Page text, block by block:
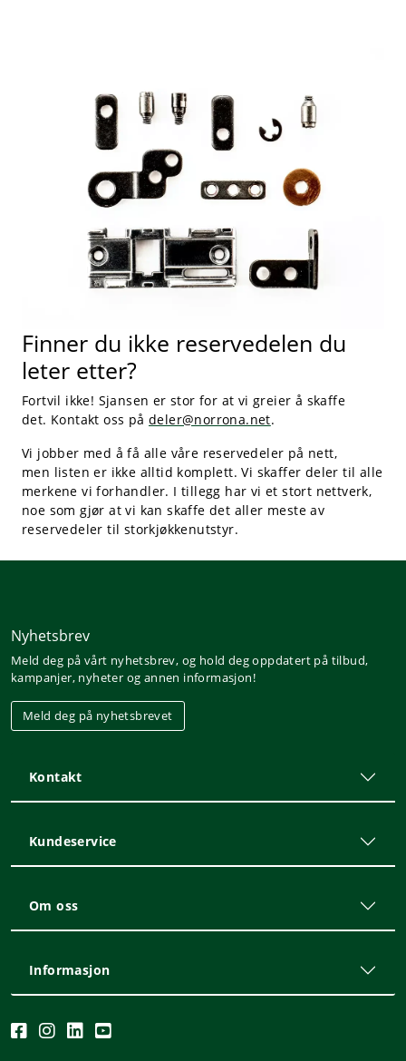
Finner du ikke reservedelen du
leter etter?
Fortvil ikke! Sjansen er stor for at vi greier å skaffe
det. Kontakt oss på deler@norrona.net.
Vi jobber med å få alle våre reservedeler på nett,
men listen er ikke alltid komplett. Vi skaffer deler til alle
merkene vi forhandler. I tillegg har vi et stort nettverk,
noe som gjør at vi kan skaffe det aller meste av
reservedeler til storkjøkkenutstyr.
Nyhetsbrev
Meld deg på vårt nyhetsbrev, og hold deg oppdatert på tilbud,
kampanjer, nyheter og annen informasjon!
Meld deg på nyhetsbrevet
Kontakt
Kundeservice
Om oss
Informasjon